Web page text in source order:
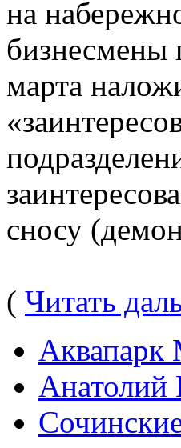
на
бизнесмены
марта
сносу
( Читать
Аквапарк
Анатолий